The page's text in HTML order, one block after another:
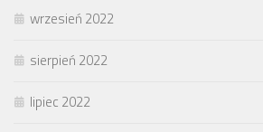
wrzesień 2022
sierpień 2022
lipiec 2022